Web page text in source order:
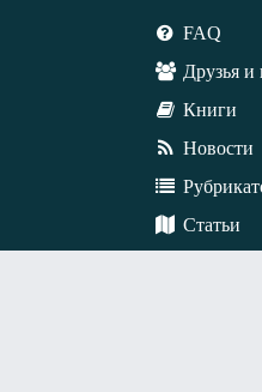
FAQ
Друзья и
Книги
Новости
Статьи